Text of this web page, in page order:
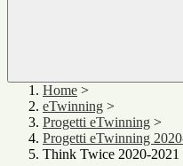
Home >
eTwinning >
Progetti eTwinning >
Progetti eTwinning
Think Twice 2020-2021